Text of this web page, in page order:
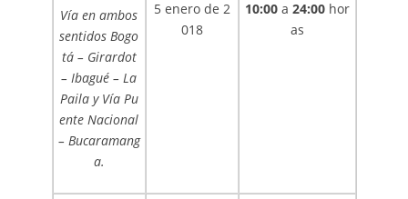
Vía en ambos
sentidos Bogo
tá – Girardot
– Ibagué – La
Paila y Vía Pu
ente Nacional
– Bucaramang
a.
5 enero de 2
018
10:00a 24:00hor
as